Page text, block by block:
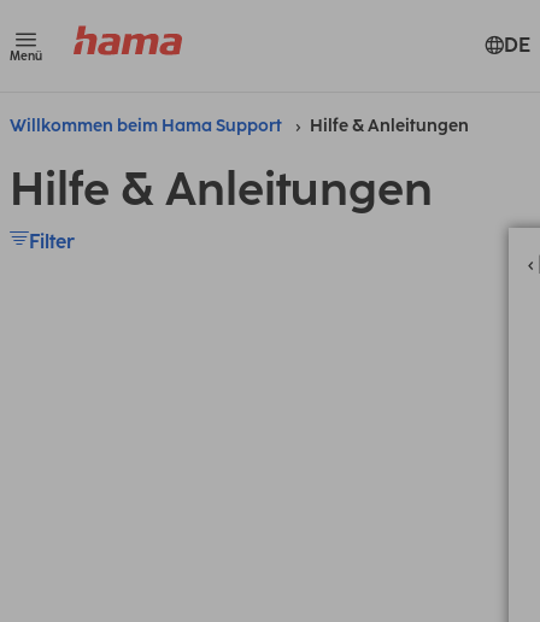
Menü DE
Willkommen beim Hama Support Hilfe & Anleitungen
Hilfe & Anleitungen
Filter